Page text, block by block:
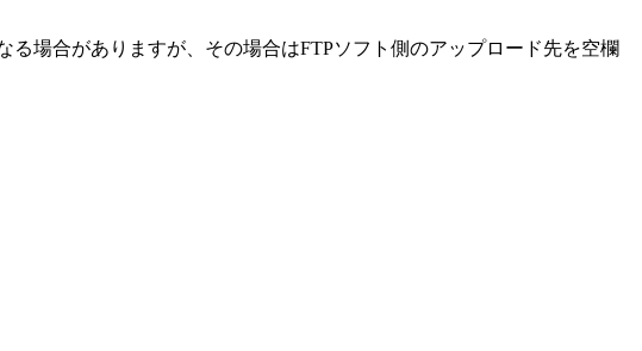
場合がありますが、その場合はFTPソフト側のアップロード先を空欄